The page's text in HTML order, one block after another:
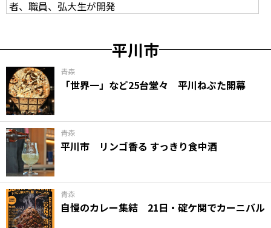
者、職員、弘大生が開発
平川市
青森
「世界一」など25台堂々 平川ねぷた開幕
青森
平川市 リンゴ香る すっきり食中酒
青森
自慢のカレー集結 21日・碇ケ関でカーニバル